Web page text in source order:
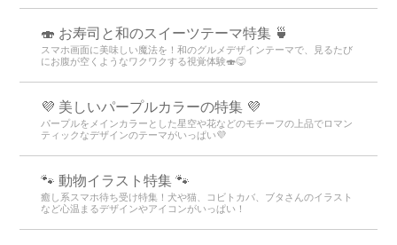
🍣 お寿司と和のスイーツテーマ特集 🍵
スマホ画面に美味しい魔法を！和のグルメデザインテーマで、見るたび
にお腹が空くようなワクワクする視覚体験🍣😋
💜 美しいパープルカラーの特集 💜
パープルをメインカラーとした星空や花などのモチーフの上品でロマン
ティックなデザインのテーマがいっぱい💜
🐾 動物イラスト特集 🐾
癒し系スマホ待ち受け特集！犬や猫、コビトカバ、ブタさんのイラスト
など心温まるデザインやアイコンがいっぱい！